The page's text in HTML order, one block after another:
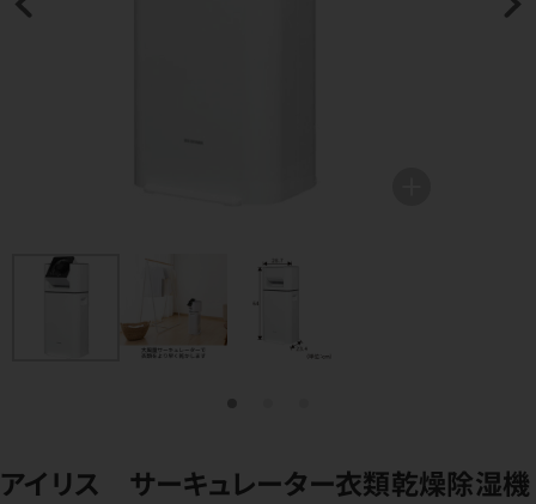
アイリス サーキュレーター衣類乾燥除湿機